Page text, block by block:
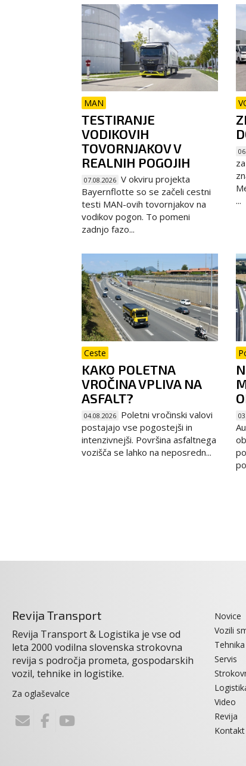
MAN
TESTIRANJE
VODIKOVIH
TOVORNJAKOV V
REALNIH POGOJIH
07.08.2026 V okviru projekta
Bayernflotte so se začeli cestni
testi MAN-ovih tovornjakov na
vodikov pogon. To pomeni
zadnjo fazo...
...
Ceste
KAKO POLETNA
VROČINA VPLIVA NA
ASFALT?
04.08.2026
Poletni vročinski valovi
postajajo vse pogostejši in
intenzivnejši. Površina asfaltnega
vozišča se lahko na neposredn...
Revija Transport
Revija Transport & Logistika je vse od
leta 2000 vodilna slovenska strokovna
revija s področja prometa, gospodarskih
vozil, tehnike in logistike.
Za oglaševalce
Novice
Vozili
Tehnika
Servis
Video
Revija
Kontakt